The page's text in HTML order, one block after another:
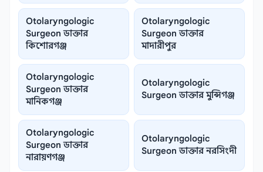
Otolaryngologic
Surgeon ডাক্তার
কিশোরগঞ্জ
Otolaryngologic
Surgeon ডাক্তার
মাদারীপুর
Otolaryngologic
Surgeon ডাক্তার
মানিকগঞ্জ
Otolaryngologic
Surgeon ডাক্তার মুন্সিগঞ্জ
Otolaryngologic
Surgeon ডাক্তার
নারায়ণগঞ্জ
Otolaryngologic
Surgeon ডাক্তার নরসিংদী